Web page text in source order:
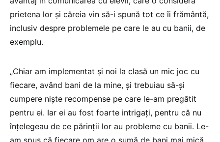
prietena lor și căreia vin să-i spună tot ce îi frământă,
inclusiv despre problemele pe care le au cu banii, de
exemplu.
„Chiar am implementat și noi la clasă un mic joc cu
fiecare, având bani de la mine, și trebuiau să-și
cumpere niște recompense pe care le-am pregătit
pentru ei. Iar ei au fost foarte intrigați, pentru că nu
înțelegeau de ce părinții lor au probleme cu banii. Le-